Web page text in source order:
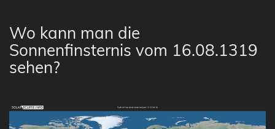
Wo kann man die
Sonnenfinsternis vom 16.08.1319
sehen?